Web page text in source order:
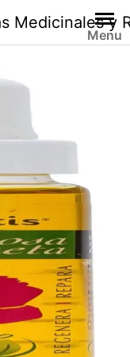
Medicinales y
Menu